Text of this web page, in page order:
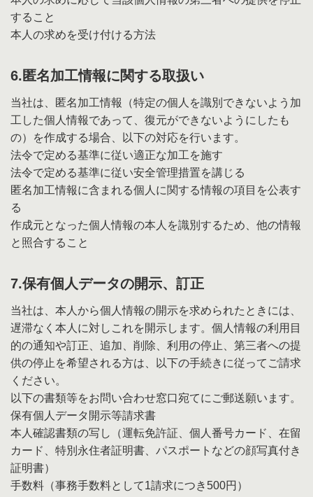
すること
本人の求めを受け付ける方法
6.匿名加工情報に関する取扱い
当社は、匿名加工情報（特定の個人を識別できないよう加
工した個人情報であって、復元ができないようにしたも
の）を作成する場合、以下の対応を行います。
法令で定める基準に従い適正な加工を施す
法令で定める基準に従い安全管理措置を講じる
匿名加工情報に含まれる個人に関する情報の項目を公表す
る
作成元となった個人情報の本人を識別するため、他の情報
と照合すること
7.保有個人データの開示、訂正
当社は、本人から個人情報の開示を求められたときには、
遅滞なく本人に対しこれを開示します。個人情報の利用目
的の通知や訂正、追加、削除、利用の停止、第三者への提
供の停止を希望される方は、以下の手続きに従ってご請求
ください。
以下の書類等をお問い合わせ窓口宛てにご郵送願います。
保有個人データ開示等請求書
本人確認書類の写し（運転免許証、個人番号カード、在留
カード、特別永住者証明書、パスポートなどの顔写真付き
証明書）
手数料（事務手数料として1請求につき500円）